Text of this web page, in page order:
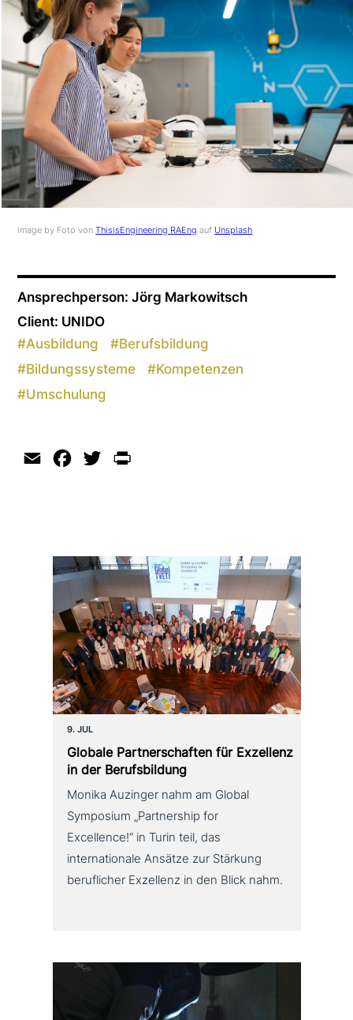
image by Foto vonThisisEngineering RAEng auf Unsplash
Ansprechperson: Jörg Markowitsch
Client: UNIDO
#Ausbildung #Berufsbildung
#Bildungssysteme #Kompetenzen
#Umschulung
Email Facebook
Twitter
9. JUL
Globale Partnerschaften für Exzellenz
in der Berufsbildung
Monika Auzinger nahm am Global
Symposium „Partnership for
Excellence!“ in Turin teil, das
internationale Ansätze zur Stärkung
beruflicher Exzellenz in den Blick nahm.